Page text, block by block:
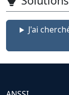
J'ai